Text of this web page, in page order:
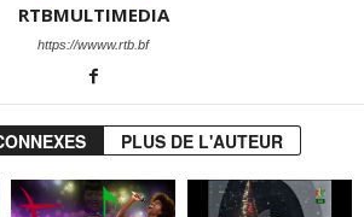
RTBMULTIMEDIA
https://wwww.rtb.bf
PLUS DE L'AUTEUR